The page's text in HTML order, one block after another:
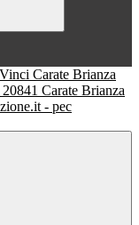
Carate Brianza
- pec